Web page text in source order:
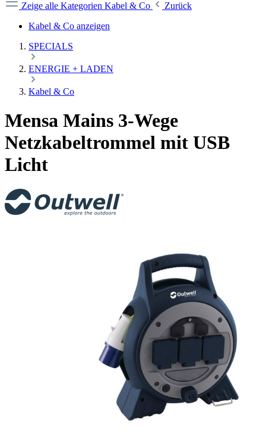
Zeige alle Kategorien Kabel & Co
Zurück
Kabel & Co anzeigen
SPECIALS
ENERGIE + LADEN
Kabel & Co
Mensa Mains 3-Wege
Netzkabeltrommel mit USB
Licht